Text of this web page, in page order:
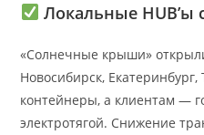
Локальные HUB’ы
«Солнечные крыши»
Новосибирск,
контейнеры, а клиентам —
электротягой. Снижение